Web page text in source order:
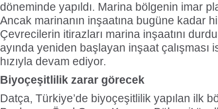
döneminde yapıldı. Marina bölgenin imar
Ancak marinanın inşaatına bugüne kadar
Çevrecilerin itirazları marina inşaatını
ayında yeniden başlayan inşaat çalışması
hızıyla devam ediyor.
Biyoçeşitlilik zarar görecek
Datça, Türkiye’de biyoçeşitlilik yapılan ilk